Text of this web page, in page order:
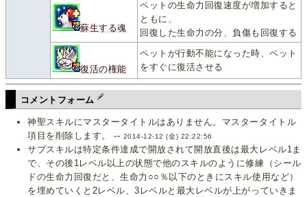
蘇生する魂
ペットの生命力回復速度が増加すると
ともに、
回復した生命力の分、負傷も回復する
復活の権能
ペットが行動不能になった時、ペット
をすぐに復活させる
コメントフォーム
神聖スキルにマスタータイトルはありません。マスタータイトル
項目を削除します。 -- 2014-12-12 (金) 22:22:56
サブスキルは特定条件達成で開放されて開放直後は最大レベル1ま
で、その後1レベル以上の状態で他のスキルのように修練（シール
ドの生命力回復だと、生命力○○％以下のときにスキル使用など）
を埋めていくと2レベル、3レベルと最大レベルが上がっていきま